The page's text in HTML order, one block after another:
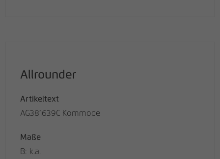
Allrounder
Artikeltext
AG381639C Kommode
Maße
B: k.a.